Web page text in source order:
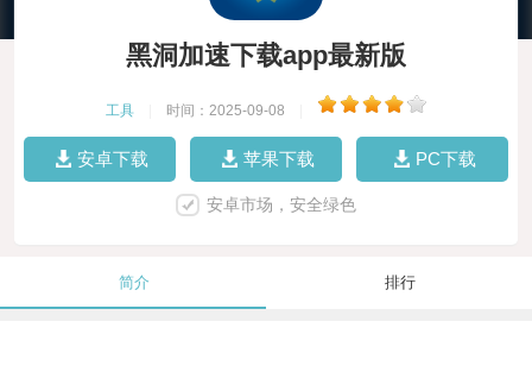
黑洞加速下载app最新版
工具 时间：2025-09-08
安卓下载 苹果下载 PC下载
安卓市场，安全绿色
简介 排行